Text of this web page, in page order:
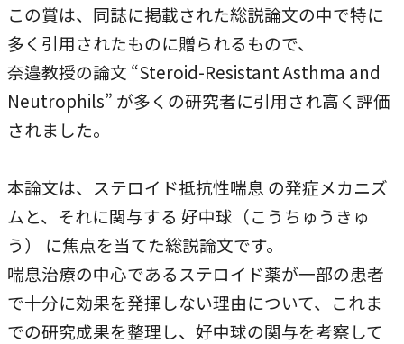
大学院
経済経営学研究科
理工学研究科
薬学研究科
看護学研究科
キャンパス内国際交流
その他（国際協力等）
この賞は、同誌に掲載された総説論文の中で特に
多く引用されたものに贈られるもので、
奈邉教授の論文 “Steroid-Resistant Asthma and
Neutrophils” が多くの研究者に引用され高く評価
されました。
本論文は、ステロイド抵抗性喘息 の発症メカニズ
ムと、それに関与する 好中球（こうちゅうきゅ
う） に焦点を当てた総説論文です。
喘息治療の中心であるステロイド薬が一部の患者
で十分に効果を発揮しない理由について、これま
での研究成果を整理し、好中球の関与を考察して